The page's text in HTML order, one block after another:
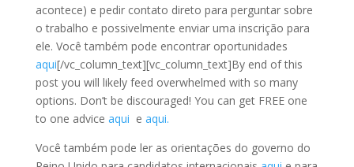
acontece) e pedir contato direto para perguntar sobre
o trabalho e possivelmente enviar uma inscrição para
ele. Você também pode encontrar oportunidades
aqui[/vc_column_text][vc_column_text]By end of this
post you will likely feed overwhelmed with so many
options. Don’t be discouraged! You can get FREE one
to one advice aqui e aqui.
Você também pode ler as orientações do governo do